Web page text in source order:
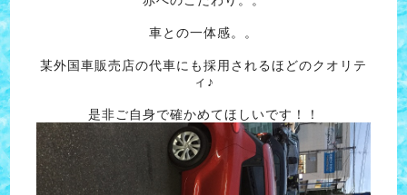
車との一体感。。
某外国車販売店の代車にも採用されるほどのクオリテ
ィ♪
是非ご自身で確かめてほしいです！！